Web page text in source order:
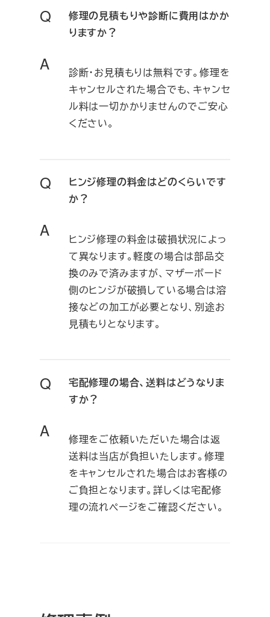
Q
修理の見積もりや診断に費用はかか
りますか？
A
診断・お見積もりは無料です。修理を
キャンセルされた場合でも、キャンセ
ル料は一切かかりませんのでご安心
ください。
Q
ヒンジ修理の料金はどのくらいです
か？
A
ヒンジ修理の料金は破損状況によっ
て異なります。軽度の場合は部品交
換のみで済みますが、マザーボード
側のヒンジが破損している場合は溶
接などの加工が必要となり、別途お
見積もりとなります。
Q
宅配修理の場合、送料はどうなりま
すか？
A
修理をご依頼いただいた場合は返
送料は当店が負担いたします。修理
をキャンセルされた場合はお客様の
ご負担となります。詳しくは宅配修
理の流れページをご確認ください。